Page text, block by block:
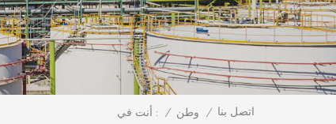
أنت في : / وطن / اتصل بنا